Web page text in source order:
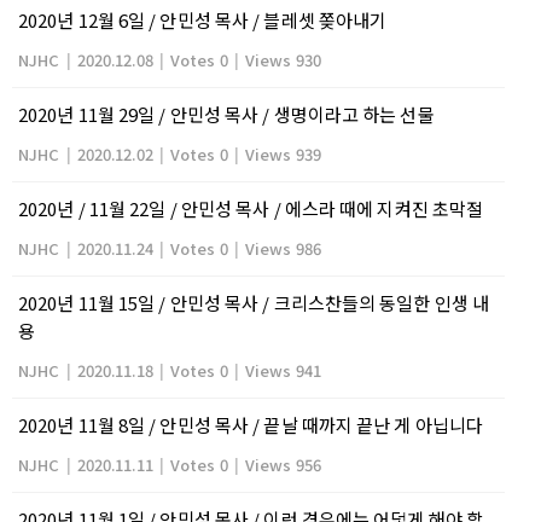
2020년 12월 6일 / 안민성 목사 / 블레셋 쫒아내기
NJHC | 2020.12.08 | Votes 0 | Views 930
2020년 11월 29일 / 안민성 목사 / 생명이라고 하는 선물
NJHC | 2020.12.02 | Votes 0 | Views 939
2020년 / 11월 22일 / 안민성 목사 / 에스라 때에 지켜진 초막절
NJHC | 2020.11.24 | Votes 0 | Views 986
2020년 11월 15일 / 안민성 목사 / 크리스찬들의 동일한 인생 내
용
NJHC | 2020.11.18 | Votes 0 | Views 941
2020년 11월 8일 / 안민성 목사 / 끝날 때까지 끝난 게 아닙니다
NJHC | 2020.11.11 | Votes 0 | Views 956